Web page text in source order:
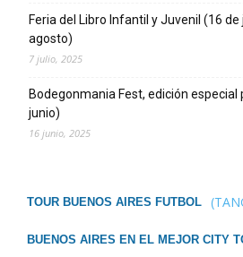
Feria del Libro Infantil y Juvenil (16
agosto)
7 julio, 2025
Bodegonmania Fest, edición especial
junio)
16 junio, 2025
TOUR BUENOS AIRES FUTBOL
BUENOS AIRES EN EL MEJOR CITY